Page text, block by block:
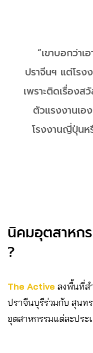
“เขาบอกว่าเ
ปราจีนฯ แต่โรง
เพราะติดเรื่อง
ตัวแรงงานเอ
โรงงานญี่ปุ่นห
นิคมอุตสาหก
?
The Active ลงพื้นที่ส
ปราจีนบุรีร่วมกับ สุนท
อุตสาหกรรมแต่ละประ